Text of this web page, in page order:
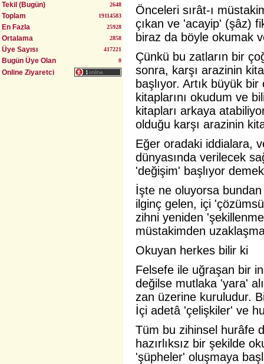
Uyumlu Evlilik Yöntemi (Bulgurlu)
Tekil (Bugün)
2648
Toplam 19114583
En Fazla 25928
Ortalama 2858
Üye Sayısı 417221
Bugün Üye Olan 0
Online Ziyaretci
Önceleri sırât-ı
çıkan ve 'acayip' (şâz)
biraz da böyle okumak
Çünkü bu zatların bir
sonra, karşı arazinin
başlıyor. Artık büyük
kitaplarını okudum ve
kitapları arkaya
olduğu karşı arazinin
Eğer oradaki iddialara,
dünyasında verilecek
'değişim' başlıyor
İşte ne oluyorsa
ilginç gelen, içi
zihni yeniden
müstakimden
Okuyan herkes bilir ki
Felsefe ile uğraşan bir
değilse mutlaka 'yara'
zan üzerine kuruludur.
İçi adetâ 'çelişkiler' ve
Tüm bu zihinsel hurâfe
hazırlıksız bir şekilde
'şüpheler' oluşmaya